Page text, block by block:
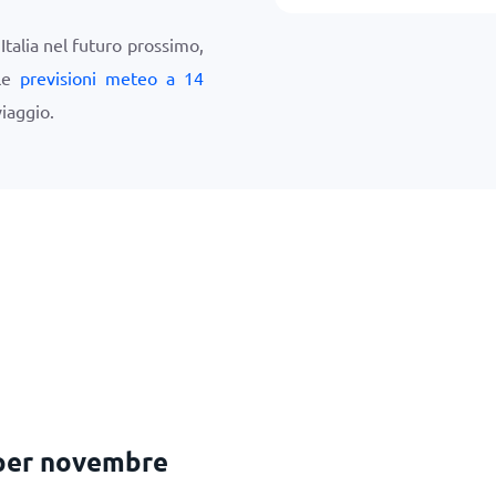
nel futuro prossimo,
previsioni meteo a 14
novembre